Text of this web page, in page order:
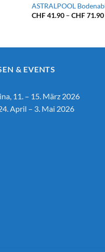
ASTRALPOOL
CHF41.90 –CHF71.90
& EVENTS
11. – 15. März 2026
April – 3. Mai 2026